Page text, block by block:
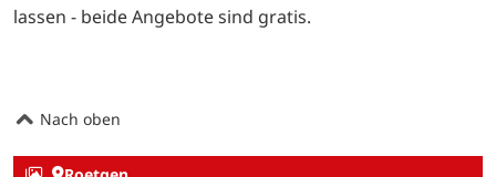
lassen - beide Angebote sind gratis.
Nach oben